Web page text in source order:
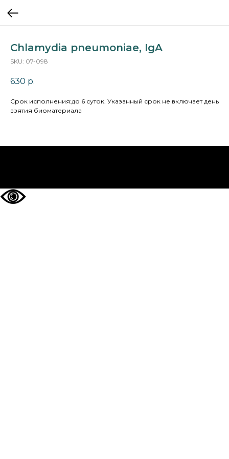
Chlamydia pneumoniae, IgA
SKU: 07-098
630 р.
Cрок исполнения:до 6 суток. Указанный срок не включает день
взятия биоматериала